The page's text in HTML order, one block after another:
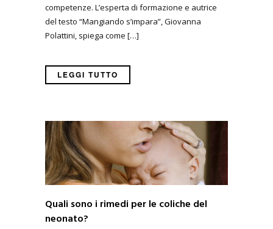
competenze. L’esperta di formazione e autrice
del testo “Mangiando s’impara”, Giovanna
Polattini, spiega come […]
LEGGI TUTTO
Quali sono i rimedi per le coliche del
neonato?